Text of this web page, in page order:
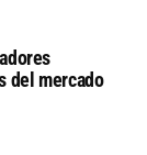
del mercado